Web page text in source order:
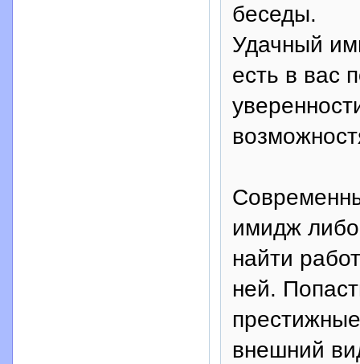
беседы.
Удачный
есть в вас
имидж
найти
ней.
внешний